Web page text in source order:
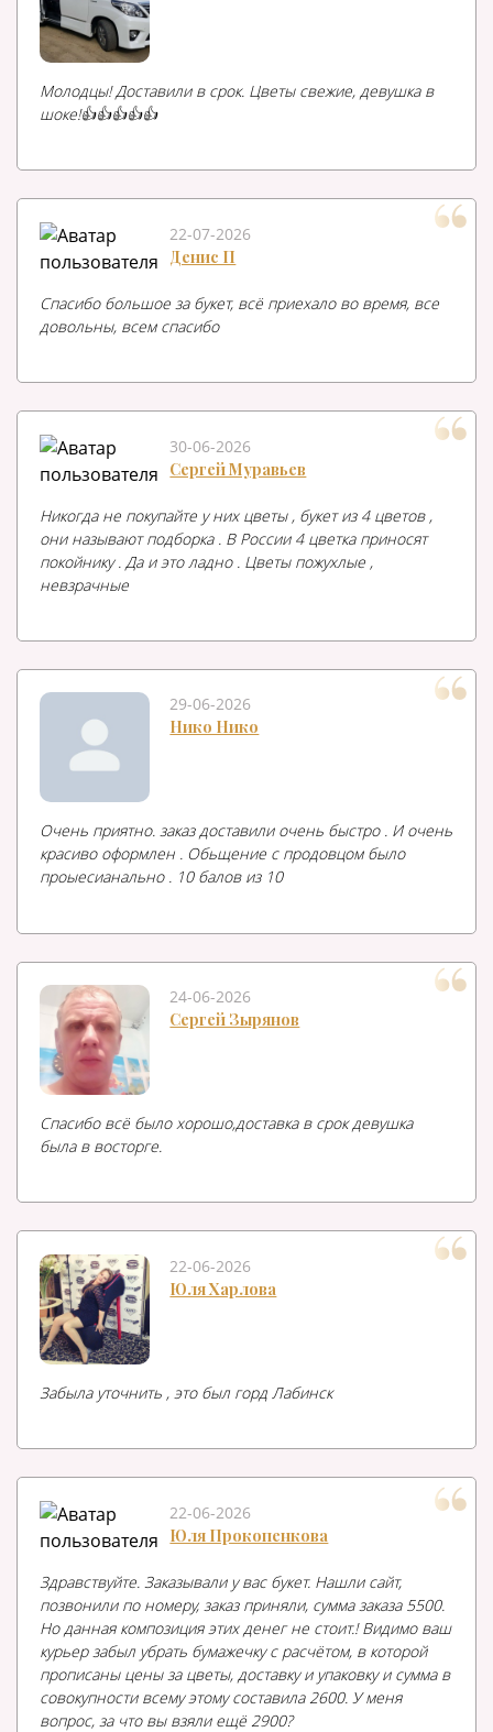
Молодцы! Доставили в срок. Цветы свежие, девушка в
шоке!👍👍👍👍👍
22-07-2026
Денис П
Спасибо большое за букет, всё приехало во время, все
довольны, всем спасибо
30-06-2026
Сергей Муравьев
Никогда не покупайте у них цветы , букет из 4 цветов ,
они называют подборка . В России 4 цветка приносят
покойнику . Да и это ладно . Цветы пожухлые ,
невзрачные
29-06-2026
Нико Нико
Очень приятно. заказ доставили очень быстро . И очень
красиво оформлен . Обьщение с продовцом было
проыесианально . 10 балов из 10
24-06-2026
Сергей Зырянов
Спасибо всё было хорошо,доставка в срок девушка
была в восторге.
22-06-2026
Юля Харлова
Забыла уточнить , это был горд Лабинск
22-06-2026
Юля Прокопенкова
Здравствуйте. Заказывали у вас букет. Нашли сайт,
позвонили по номеру, заказ приняли, сумма заказа 5500.
Но данная композиция этих денег не стоит.! Видимо ваш
курьер забыл убрать бумажечку с расчётом, в которой
прописаны цены за цветы, доставку и упаковку и сумма в
совокупности всему этому составила 2600. У меня
вопрос, за что вы взяли ещё 2900?